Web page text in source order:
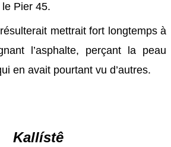
Pier 45.
mettrait fort longtemps à
l’asphalte, perçant la peau
en avait pourtant vu d’autres.
Kallístê